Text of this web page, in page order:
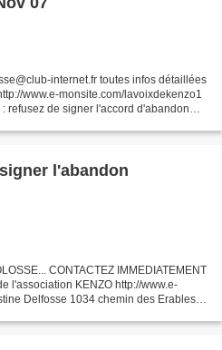
internet.fr toutes infos détaillées
www.e-monsite.com/lavoixdekenzo1
refusez de signer l'accord d'abandon
l'abandon
CONTACTEZ IMMEDIATEMENT
l'association KENZO http://www.e-
Delfosse 1034 chemin des Erables